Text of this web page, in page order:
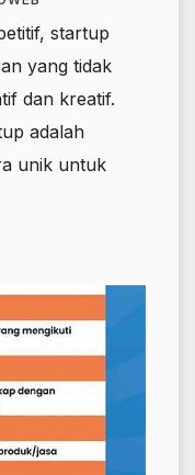
startup
yang tidak
dan kreatif.
adalah
unik untuk